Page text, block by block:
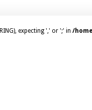
expecting ',' or ';' in /